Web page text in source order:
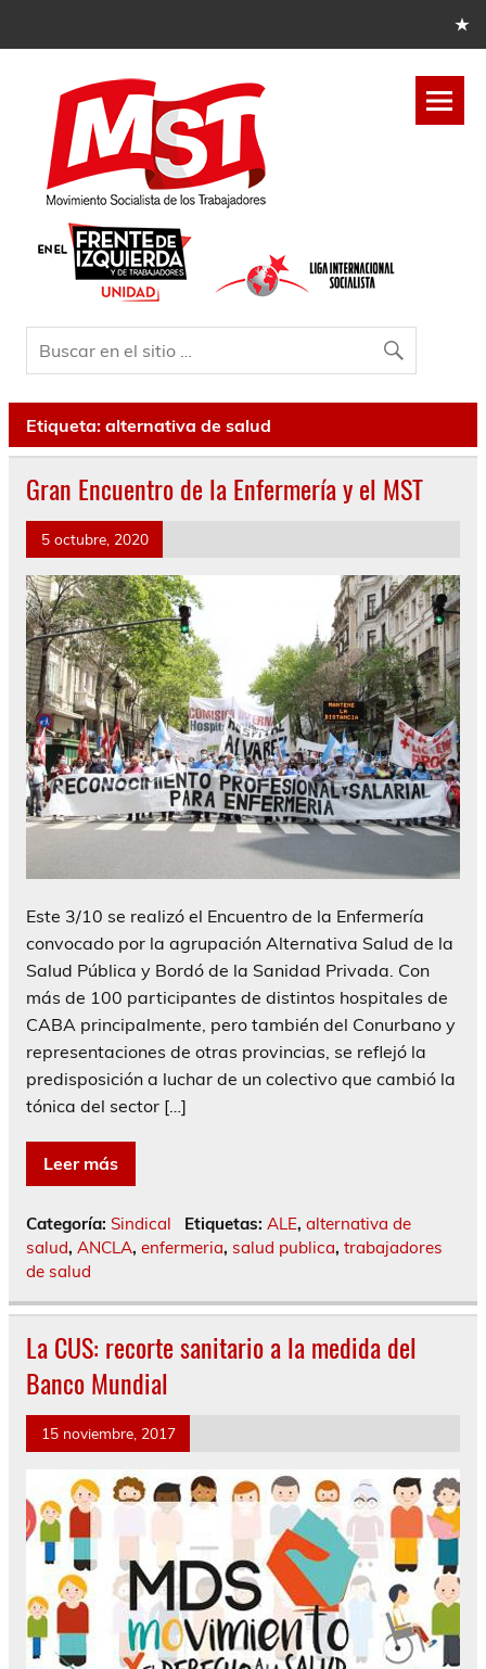
Etiqueta: alternativa de salud
Gran Encuentro de la Enfermería y el MST
5 octubre, 2020
Este 3/10 se realizó el Encuentro de la Enfermería
convocado por la agrupación Alternativa Salud de la
Salud Pública y Bordó de la Sanidad Privada. Con
más de 100 participantes de distintos hospitales de
CABA principalmente, pero también del Conurbano y
representaciones de otras provincias, se reflejó la
predisposición a luchar de un colectivo que cambió la
tónica del sector […]
Leer más
Categoría: Sindical Etiquetas: ALE, alternativa de
salud, ANCLA, enfermeria, salud publica, trabajadores
de salud
La CUS: recorte sanitario a la medida del
Banco Mundial
15 noviembre, 2017